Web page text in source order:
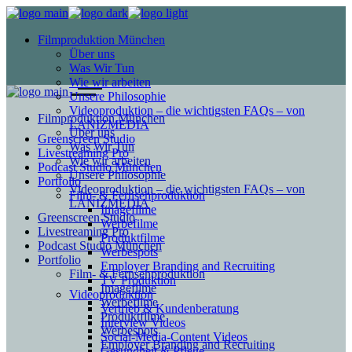
Filmproduktion München
Über uns
Was Wir Tun
Wie wir arbeiten
Unsere Philosophie
Videoproduktion – die wichtigsten FAQs – von
LANIZMEDIA
Greenscreen Studio
Livestreaming Pro
Podcast Studio München
Portfolio
Film- & Fernsehproduktion
Imagefilme
Werbefilme
Produktfilme
Werbespots
Employer Branding and Recruiting
TV Produktion
Videoproduktion
Vertrieb & Kundenberatung
Interview Videos
Social-Media-Content Videos
Filmproduktion München
Über uns
Was Wir Tun
Wie wir arbeiten
Unsere Philosophie
Videoproduktion – die wichtigsten FAQs – von
LANIZMEDIA
Greenscreen Studio
Livestreaming Pro
Podcast Studio München
Portfolio
Film- & Fernsehproduktion
Imagefilme
Werbefilme
Produktfilme
Werbespots
Employer Branding and Recruiting